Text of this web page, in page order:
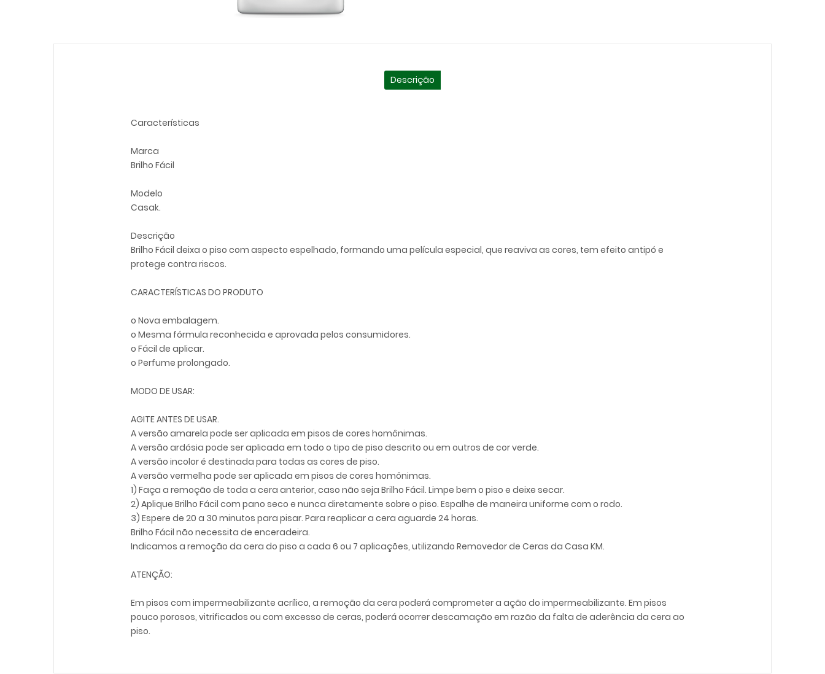
Descrição
Características
Marca
Brilho Fácil
Modelo
Casak.
Descrição
Brilho Fácil deixa o piso com aspecto espelhado, formando uma película especial, que reaviva as cores, tem efeito antipó e
protege contra riscos.
CARACTERÍSTICAS DO PRODUTO
o Nova embalagem.
o Mesma fórmula reconhecida e aprovada pelos consumidores.
o Fácil de aplicar.
o Perfume prolongado.
MODO DE USAR:
AGITE ANTES DE USAR.
A versão amarela pode ser aplicada em pisos de cores homônimas.
A versão ardósia pode ser aplicada em todo o tipo de piso descrito ou em outros de cor verde.
A versão incolor é destinada para todas as cores de piso.
A versão vermelha pode ser aplicada em pisos de cores homônimas.
1) Faça a remoção de toda a cera anterior, caso não seja Brilho Fácil. Limpe bem o piso e deixe secar.
2) Aplique Brilho Fácil com pano seco e nunca diretamente sobre o piso. Espalhe de maneira uniforme com o rodo.
3) Espere de 20 a 30 minutos para pisar. Para reaplicar a cera aguarde 24 horas.
Brilho Fácil não necessita de enceradeira.
Indicamos a remoção da cera do piso a cada 6 ou 7 aplicações, utilizando Removedor de Ceras da Casa KM.
ATENÇÃO:
Em pisos com impermeabilizante acrílico, a remoção da cera poderá comprometer a ação do impermeabilizante. Em pisos
pouco porosos, vitrificados ou com excesso de ceras, poderá ocorrer descamação em razão da falta de aderência da cera ao
piso.